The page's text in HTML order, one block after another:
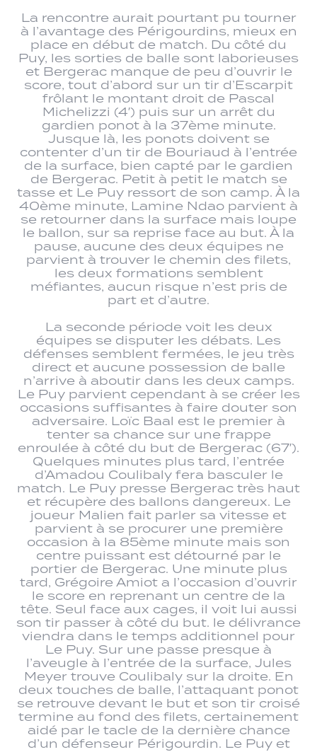
La rencontre aurait pourtant pu tourner
à l’avantage des Périgourdins, mieux en
place en début de match. Du côté du
Puy, les sorties de balle sont laborieuses
et Bergerac manque de peu d’ouvrir le
score, tout d’abord sur un tir d’Escarpit
frôlant le montant droit de Pascal
Michelizzi (4′) puis sur un arrêt du
gardien ponot à la 37ème minute.
Jusque là, les ponots doivent se
contenter d’un tir de Bouriaud à l’entrée
de la surface, bien capté par le gardien
de Bergerac. Petit à petit le match se
tasse et Le Puy ressort de son camp. À la
40ème minute, Lamine Ndao parvient à
se retourner dans la surface mais loupe
le ballon, sur sa reprise face au but. À la
pause, aucune des deux équipes ne
parvient à trouver le chemin des filets,
les deux formations semblent
méfiantes, aucun risque n’est pris de
part et d’autre.
La seconde période voit les deux
équipes se disputer les débats. Les
défenses semblent fermées, le jeu très
direct et aucune possession de balle
n’arrive à aboutir dans les deux camps.
Le Puy parvient cependant à se créer les
occasions suffisantes à faire douter son
adversaire. Loïc Baal est le premier à
tenter sa chance sur une frappe
enroulée à côté du but de Bergerac (67′).
Quelques minutes plus tard, l’entrée
d’Amadou Coulibaly fera basculer le
match. Le Puy presse Bergerac très haut
et récupère des ballons dangereux. Le
joueur Malien fait parler sa vitesse et
parvient à se procurer une première
occasion à la 85ème minute mais son
centre puissant est détourné par le
portier de Bergerac. Une minute plus
tard, Grégoire Amiot a l’occasion d’ouvrir
le score en reprenant un centre de la
tête. Seul face aux cages, il voit lui aussi
son tir passer à côté du but. le délivrance
viendra dans le temps additionnel pour
Le Puy. Sur une passe presque à
l’aveugle à l’entrée de la surface, Jules
Meyer trouve Coulibaly sur la droite. En
deux touches de balle, l’attaquant ponot
se retrouve devant le but et son tir croisé
termine au fond des filets, certainement
aidé par le tacle de la dernière chance
d’un défenseur Périgourdin. Le Puy et